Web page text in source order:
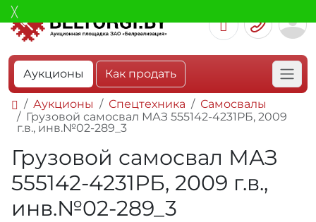
Аукционы Как продать
Аукционы Спецтехника
Самосвалы
Грузовой самосвал МАЗ 555142-4231РБ, 2009
г.в., инв.№02-289_3
Грузовой самосвал МАЗ
555142-4231РБ, 2009 г.в.,
инв.№02-289_3